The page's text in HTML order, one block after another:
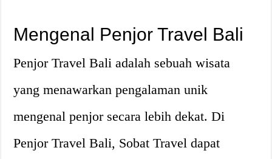
Mengenal Penjor Travel Bali
Penjor Travel Bali adalah sebuah wisata
yang menawarkan pengalaman unik
mengenal penjor secara lebih dekat. Di
Penjor Travel Bali, Sobat Travel dapat